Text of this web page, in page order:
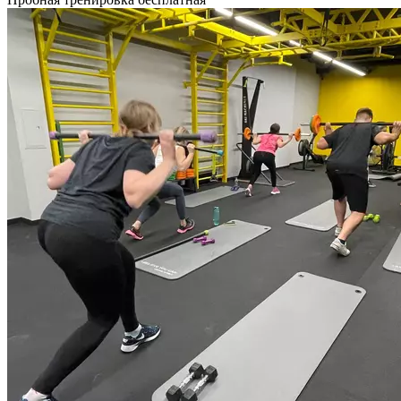
тренинг заключается в чередовании упражнений с аэробной
нагрузкой и силовой. В зависимости от программ возможна
смена силовых и аэробных нагрузок или аэробных
и тонизирующих. Занятия circuit training эффективно
используются для развития физической выносливости
организма, образование мышечного рельефа и реакции.
В каждой тренировке прорабатываются все основные группы
мышц. Длительность тренировки 55 мин.